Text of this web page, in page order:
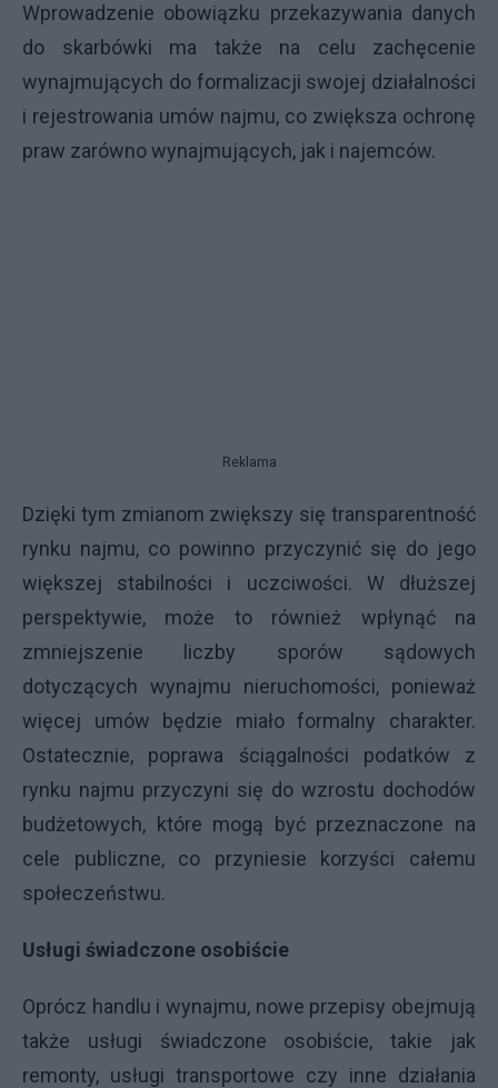
Wprowadzenie obowiązku przekazywania danych
do skarbówki ma także na celu zachęcenie
wynajmujących do formalizacji swojej działalności
i rejestrowania umów najmu, co zwiększa ochronę
praw zarówno wynajmujących, jak i najemców.
Reklama
Dzięki tym zmianom zwiększy się transparentność
rynku najmu, co powinno przyczynić się do jego
większej stabilności i uczciwości. W dłuższej
perspektywie, może to również wpłynąć na
zmniejszenie liczby sporów sądowych
dotyczących wynajmu nieruchomości, ponieważ
więcej umów będzie miało formalny charakter.
Ostatecznie, poprawa ściągalności podatków z
rynku najmu przyczyni się do wzrostu dochodów
budżetowych, które mogą być przeznaczone na
cele publiczne, co przyniesie korzyści całemu
społeczeństwu.
Usługi świadczone osobiście
Oprócz handlu i wynajmu, nowe przepisy obejmują
także usługi świadczone osobiście, takie jak
remonty, usługi transportowe czy inne działania